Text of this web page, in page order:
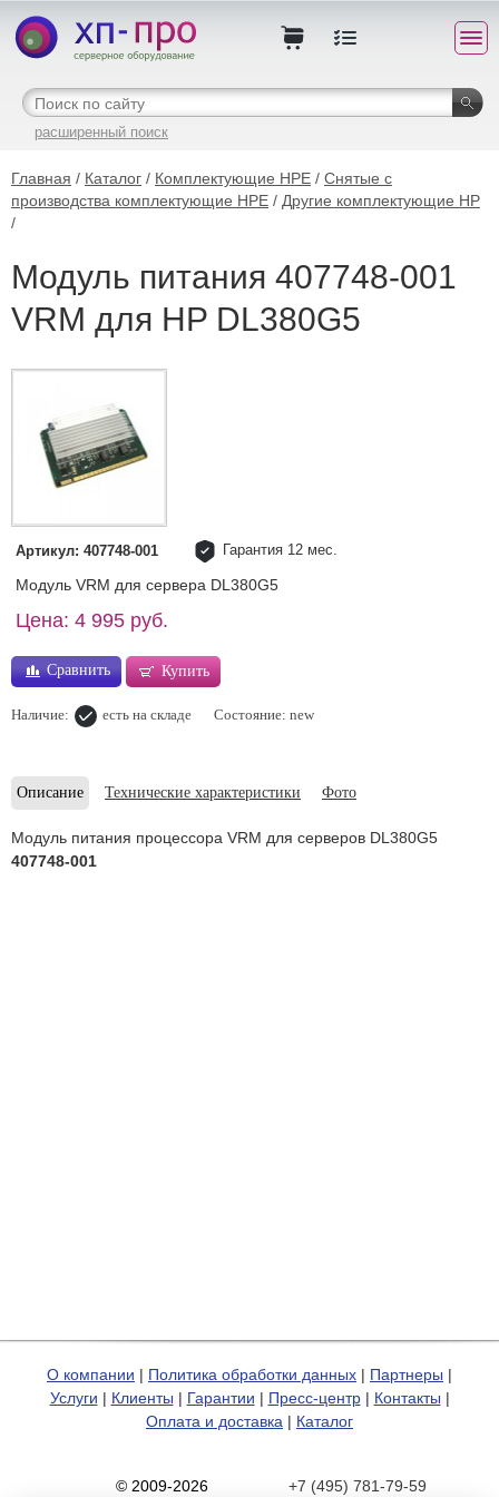
расширенный поиск
Главная / Каталог / Комплектующие HPE / Снятые с
производства комплектующие HPE / Другие комплектующие HP
/
Модуль питания 407748-001
VRM для HP DL380G5
Артикул: 407748-001 Гарантия 12 мес.
Модуль VRM для сервера DL380G5
Цена: 4 995 руб.
Сравнить Купить
Наличие: есть на складе Состояние: new
Описание Технические характеристики Фото
Модуль питания процессора VRM для серверов DL380G5
407748-001
О компании | Политика обработки данных | Партнеры |
Услуги | Клиенты | Гарантии | Пресс-центр| Контакты |
Оплата и доставка | Каталог
© 2009-2026 +7 (495) 781-79-59